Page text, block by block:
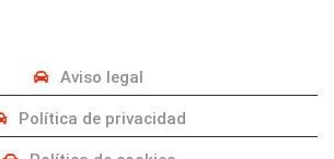
Aviso legal
Política de privacidad